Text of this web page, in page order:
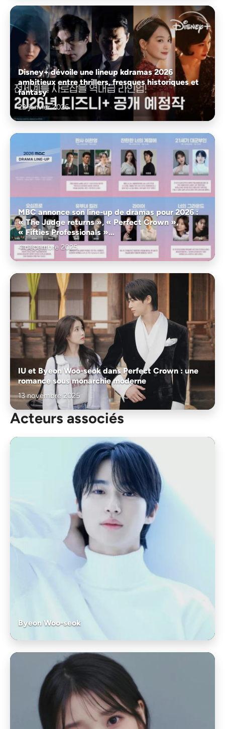
Disney+ dévoile une lineup kdramas 2026
ambitieux entre thrillers, fresques historiques et
fantasy
22 janvier 2026
MBC annonce son line-up de dramas pour 2026 :
« The Judge returns », « Perfect Crown »,
« Fifties Professionals »…
4 décembre 2025
IU et Byeon Woo-seok dans Perfect Crown : une
romance sous monarchie moderne
13 novembre 2025
Acteurs associés
Byeon Woo-seok